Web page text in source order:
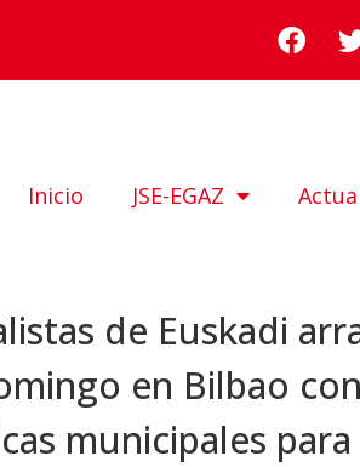
Inicio JSE-EGAZ
de Euskadi
en Bilbao
municipales para